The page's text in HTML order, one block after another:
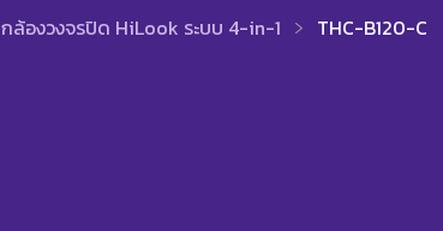
กล้องวงจรปิด HiLook ระบบ 4-in-1 THC-B120-C